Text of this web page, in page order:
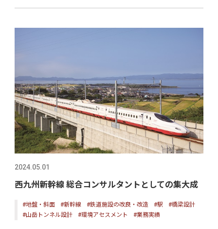
2024.05.01
西九州新幹線 総合コンサルタントとしての集大成
#地盤・斜面 #新幹線 #鉄道施設の改良・改造 #駅
#橋梁設計
#山岳トンネル設計
#環境アセスメント #業務実績